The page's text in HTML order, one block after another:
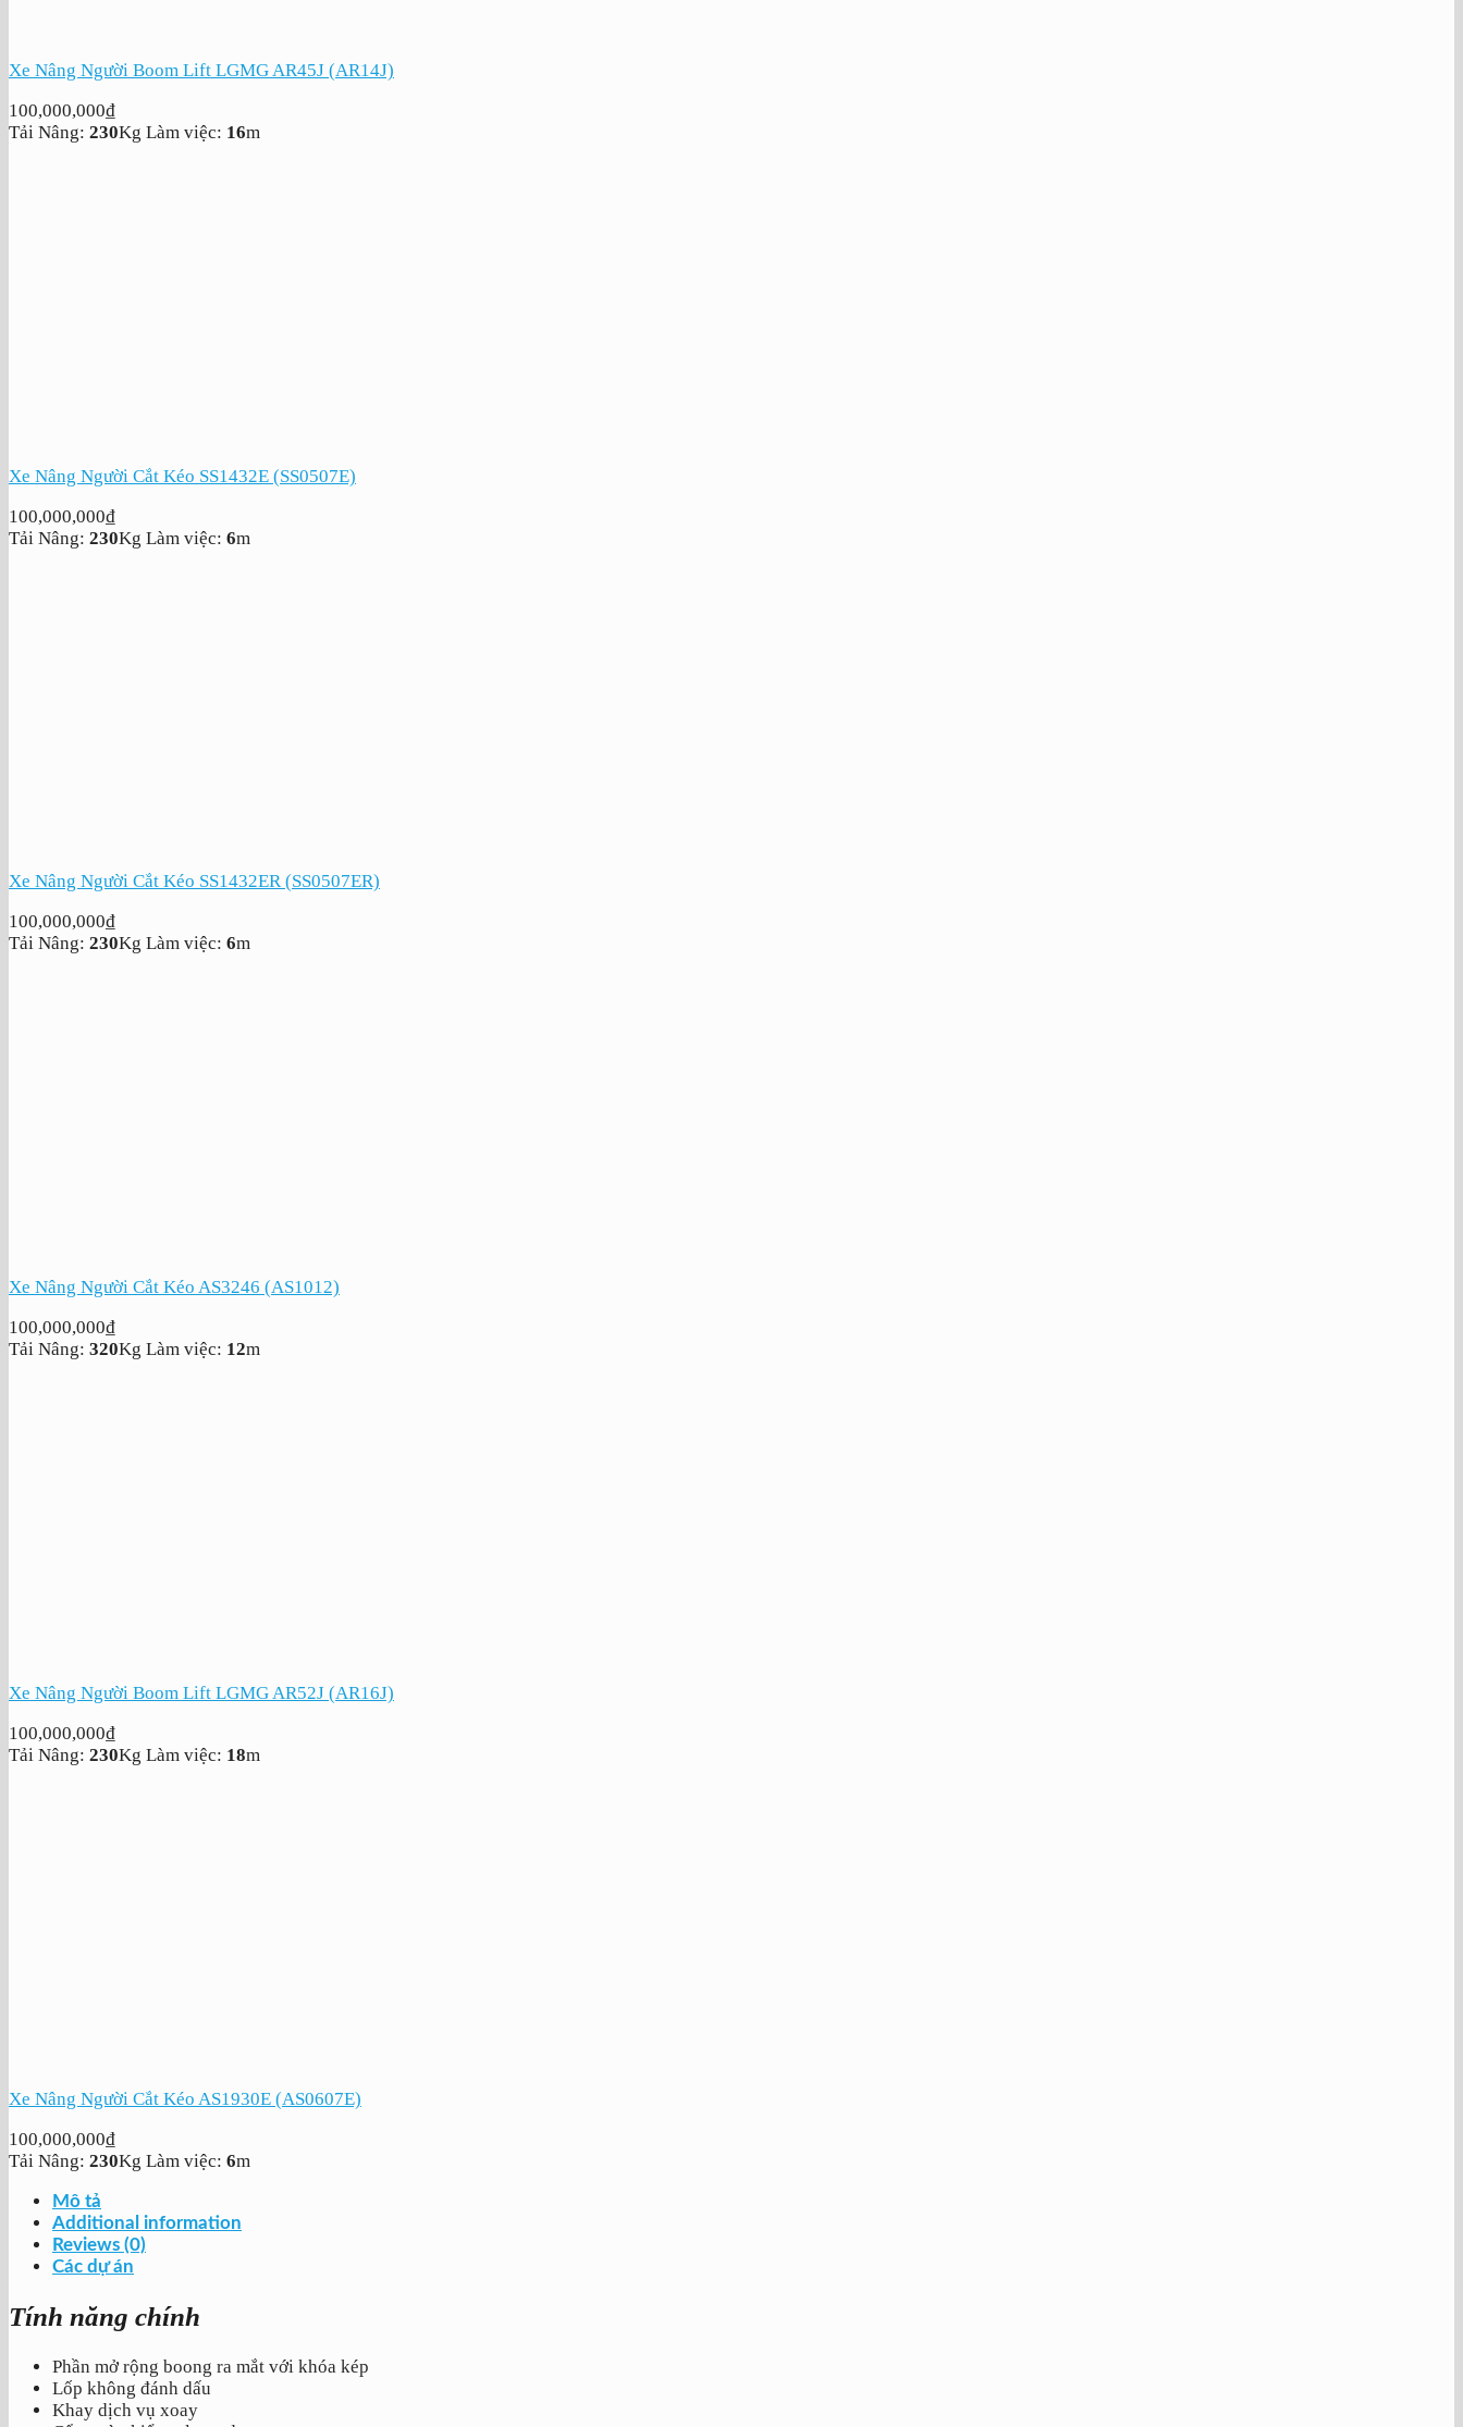
Xe Nâng Người Boom Lift LGMG AR45J (AR14J)
100,000,000₫
Tải Nâng: 230Kg Làm việc: 16m
Xe Nâng Người Cắt Kéo SS1432E (SS0507E)
100,000,000₫
Tải Nâng: 230Kg Làm việc: 6m
Xe Nâng Người Cắt Kéo SS1432ER (SS0507ER)
100,000,000₫
Tải Nâng: 230Kg Làm việc: 6m
Xe Nâng Người Cắt Kéo AS3246 (AS1012)
100,000,000₫
Tải Nâng: 320Kg Làm việc: 12m
Xe Nâng Người Boom Lift LGMG AR52J (AR16J)
100,000,000₫
Tải Nâng: 230Kg Làm việc: 18m
Xe Nâng Người Cắt Kéo AS1930E (AS0607E)
100,000,000₫
Tải Nâng: 230Kg Làm việc: 6m
Mô tả
Additional information
Reviews (0)
Các dự án
Tính năng chính
Phần mở rộng boong ra mắt với khóa kép
Lốp không đánh dấu
Khay dịch vụ xoay